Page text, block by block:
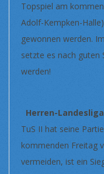
Topspiel am
Adolf-Kempken-
gewonnen werden.
setzte es nach guten
werden!
Herren-
TuS II hat seine
kommenden Freitag
vermeiden, ist ein